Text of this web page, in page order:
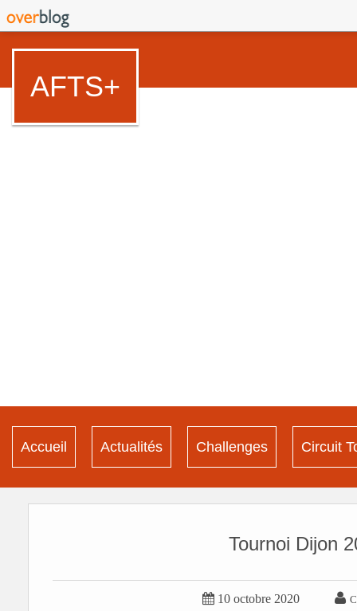
AFTS+
Accueil Actualités Challenges Circuit
Tournoi Dijon
 10 octobre 2020 